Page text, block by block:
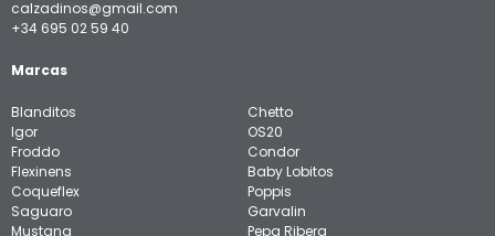
calzadinos@gmail.com
+34 695 02 59 40
Marcas
Blanditos
Igor
Froddo
Flexinens
Coqueflex
Saguaro
Mustang
Chetto
OS20
Condor
Baby Lobitos
Poppis
Garvalin
Pepa Ribera